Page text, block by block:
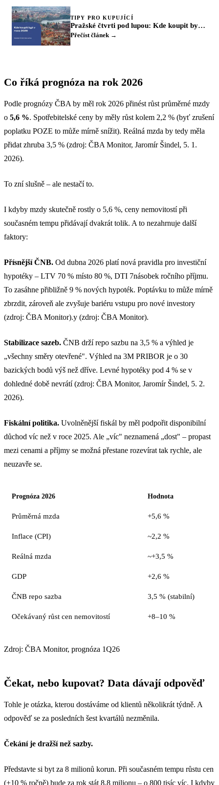
TIPY PRO KUPUJÍCÍ
Pražské čtvrti pod lupou: Kde koupit byt v roce 2026
Přečíst článek →
Co říká prognóza na rok 2026
Podle prognózy ČBA by měl rok 2026 přinést růst průměrné mzdy
o 5,6 %. Spotřebitelské ceny by měly růst kolem 2,2 % (byť zrušení
poplatku POZE to může mírně snížit). Reálná mzda by tedy měla
přidat zhruba 3,5 % (zdroj: ČBA Monitor, Jaromír Šindel, 5. 1.
2026).
To zní slušně – ale nestačí to.
I kdyby mzdy skutečně rostly o 5,6 %, ceny nemovitostí při
současném tempu přidávají dvakrát tolik. A to nezahrnuje další
faktory:
Přísnější ČNB. Od dubna 2026 platí nová pravidla pro investiční
hypotéky – LTV 70 % místo 80 %, DTI 7násobek ročního příjmu.
To zasáhne přibližně 9 % nových hypoték. Poptávku to může mírně
zbrzdit, zároveň ale zvyšuje bariéru vstupu pro nové investory
(zdroj: ČBA Monitor).y (zdroj: ČBA Monitor).
Stabilizace sazeb. ČNB drží repo sazbu na 3,5 % a výhled je
„všechny směry otevřené". Výhled na 3M PRIBOR je o 30
bazických bodů výš než dříve. Levné hypotéky pod 4 % se v
dohledné době nevrátí (zdroj: ČBA Monitor, Jaromír Šindel, 5. 2.
2026).
Fiskální politika. Uvolněnější fiskál by měl podpořit disponibilní
důchod víc než v roce 2025. Ale „víc" neznamená „dost" – propast
mezi cenami a příjmy se možná přestane rozevírat tak rychle, ale
neuzavře se.
Prognóza 2026 Hodnota
Průměrná mzda +5,6 %
Inflace (CPI) ~2,2 %
Reálná mzda ~+3,5 %
GDP +2,6 %
ČNB repo sazba 3,5 % (stabilní)
Očekávaný růst cen nemovitostí +8–10 %
Zdroj: ČBA Monitor, prognóza 1Q26
Čekat, nebo kupovat? Data dávají odpověď
Tohle je otázka, kterou dostáváme od klientů několikrát týdně. A
odpověď se za posledních šest kvartálů nezměnila.
Čekání je dražší než sazby.
Představte si byt za 8 milionů korun. Při současném tempu růstu cen
(+10 % ročně) bude za rok stát 8,8 milionu – o 800 tisíc víc. I kdyby